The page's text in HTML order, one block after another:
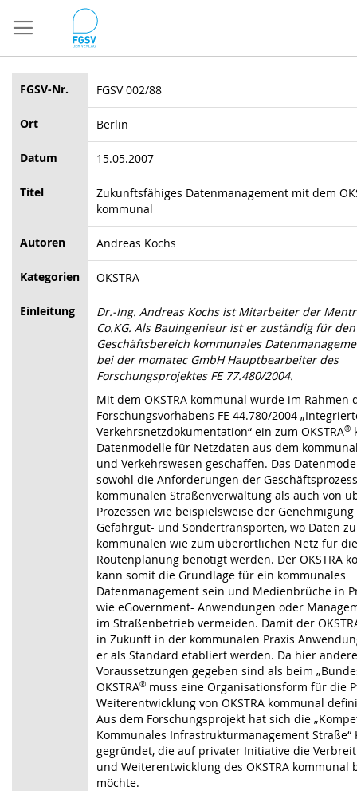
zum
Inhalt
FGSV-Nr. FGSV 002/88
Ort Berlin
Datum 15.05.2007
Titel
Zukunftsfähiges Datenmanagement mit dem
kommunal
Autoren Andreas Kochs
Kategorien OKSTRA
Einleitung
Dr.-Ing. Andreas Kochs ist Mitarbeiter der
Co.KG. Als Bauingenieur ist er zuständig für den
Geschäftsbereich kommunales
bei der momatec GmbH Hauptbearbeiter des
Forschungsprojektes FE 77.480/2004.
Mit dem OKSTRA kommunal wurde im Rahmen
Forschungsvorhabens FE 44.780/2004
Verkehrsnetzdokumentation“ ein zum OKSTRA®
Datenmodelle für Netzdaten aus dem
und Verkehrswesen geschaffen. Das
sowohl die Anforderungen der
kommunalen Straßenverwaltung als auch von
Prozessen wie beispielsweise der Genehmigung
Gefahrgut- und Sondertransporten, wo Daten
kommunalen wie zum überörtlichen Netz für die
Routenplanung benötigt werden. Der OKSTRA
kann somit die Grundlage für ein kommunales
Datenmanagement sein und Medienbrüche in
wie eGovernment- Anwendungen oder
im Straßenbetrieb vermeiden. Damit der
in Zukunft in der kommunalen Praxis
er als Standard etabliert werden. Da hier andere
Voraussetzungen gegeben sind als beim
OKSTRA® muss eine Organisationsform für die
Weiterentwicklung von OKSTRA kommunal
Aus dem Forschungsprojekt hat sich die
Kommunales Infrastrukturmanagement Straße“
gegründet, die auf privater Initiative die
und Weiterentwicklung des OKSTRA kommunal
möchte.